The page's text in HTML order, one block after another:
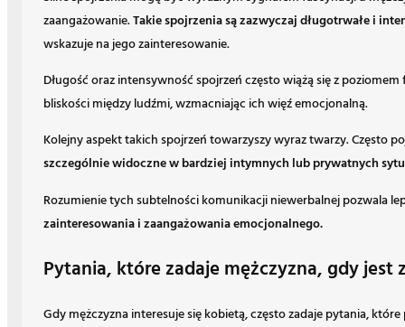
zaangażowanie.Takie spojrzenia są zazwyczaj długotrwałe i
wskazuje na jego zainteresowanie.
Długość oraz intensywność spojrzeń często wiążą się z
bliskości między ludźmi, wzmacniając ich więź emocjonalną.
Kolejny aspekt takich spojrzeń towarzyszy wyraz twarzy. Często
szczególnie widoczne w bardziej intymnych lub prywatnych
Rozumienie tych subtelności komunikacji niewerbalnej pozwala
zainteresowania i zaangażowania emocjonalnego.
Pytania, które zadaje mężczyzna, gdy
Gdy mężczyzna interesuje się kobietą, często zadaje pytania,